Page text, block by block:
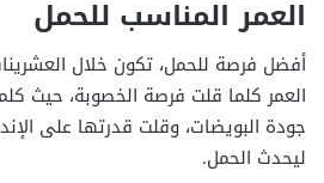
العمر المناسب للحمل
أفضل فرصة للحمل، تكون خلال
العمر كلما قلت فرصة الخصوبة، حيث
جودة البويضات، وقلت قدرتها على
ليحدث الحمل.